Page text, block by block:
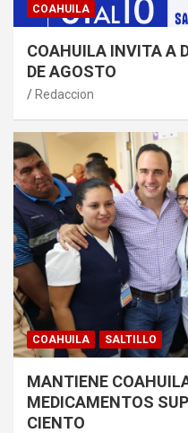
COAHUILA
COAHUILA INVITA A
DE AGOSTO
Redaccion
COAHUILA SALTILLO
MANTIENE
MEDICAMENTOS
CIENTO